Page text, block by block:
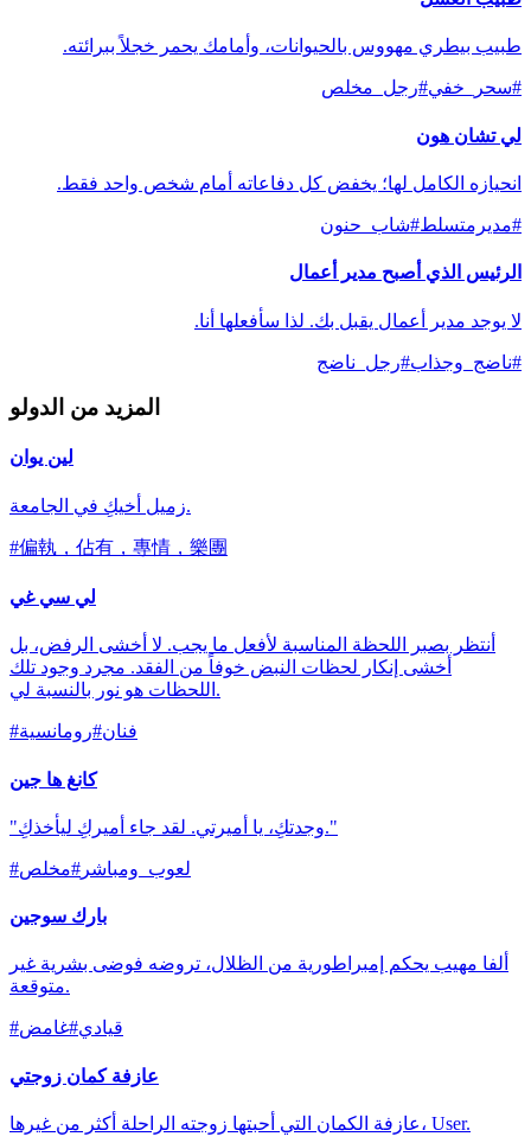
طبيب بيطري مهووس بالحيوانات، وأمامك يحمر خجلاً ببرائته.
#سحر_خفي#رجل_مخلص
لي تشان هون
انحيازه الكامل لها؛ يخفض كل دفاعاته أمام شخص واحد فقط.
#مديرمتسلط#شاب_حنون
الرئيس الذي أصبح مدير أعمال
لا يوجد مدير أعمال يقبل بك. لذا سأفعلها أنا.
#ناضج_وجذاب#رجل_ناضج
المزيد من الدولو
لين يوان
زميل أخيكِ في الجامعة.
#偏執，佔有，專情，樂團
لي سي غي
أنتظر بصبر اللحظة المناسبة لأفعل ما يجب. لا أخشى الرفض، بل
أخشى إنكار لحظات النبض خوفاً من الفقد. مجرد وجود تلك
اللحظات هو نور بالنسبة لي.
# فنان#رومانسية
كانغ ها جين
"وجدتكِ، يا أميرتي. لقد جاء أميركِ ليأخذكِ."
# لعوب_ومباشر #مخلص
بارك سوجين
ألفا مهيب يحكم إمبراطورية من الظلال، تروضه فوضى بشرية غير
متوقعة.
# قيادي#غامض
عازفة كمان زوجتي
عازفة الكمان التي أحبتها زوجته الراحلة أكثر من غيرها، User.